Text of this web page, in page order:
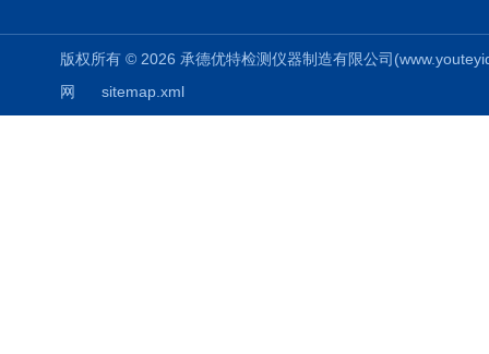
版权所有 © 2026 承德优特检测仪器制造有限公司
网
sitemap.xml